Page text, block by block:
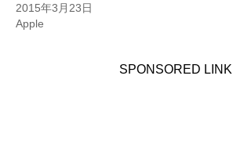
2015年3月23日
Apple
SPONSORED LINK